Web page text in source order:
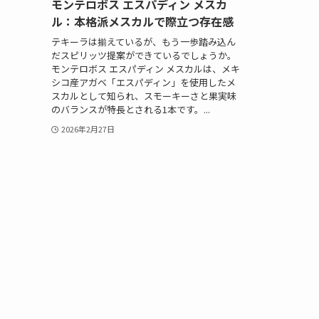
モンテロボス エスパディン メスカ
ル：本格派メスカルで際立つ存在感
テキーラは揃えているが、もう一歩踏み込ん
だスピリッツ提案ができているでしょうか。
モンテロボス エスパディン メスカルは、メキ
シコ産アガベ「エスパディン」を使用したメ
スカルとして知られ、スモーキーさと果実味
のバランスが特長とされる1本です。...
2026年2月27日